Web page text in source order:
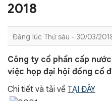
2018
Đăng lúc Thứ sáu - 30/03/
Công ty cổ phần cấp
việc họp đại hội đồng cổ
Chi tiết và tải về TẠI ĐÂY